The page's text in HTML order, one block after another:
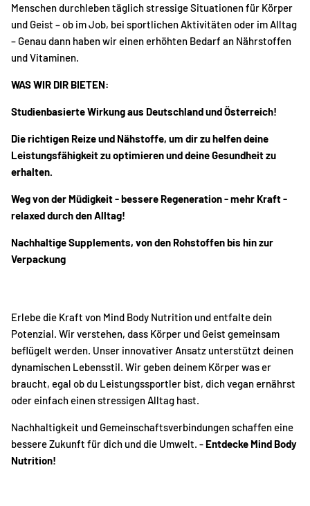
Menschen durchleben täglich stressige Situationen für Körper
und Geist – ob im Job, bei sportlichen Aktivitäten oder im Alltag
– Genau dann haben wir einen erhöhten Bedarf an Nährstoffen
und Vitaminen.
WAS WIR DIR BIETEN:
Studienbasierte Wirkung aus Deutschland und Österreich!
Die richtigen Reize und Nähstoffe, um dir zu helfen deine
Leistungsfähigkeit zu optimieren und deine Gesundheit zu
erhalten.
Weg von der Müdigkeit - bessere Regeneration - mehr Kraft -
relaxed durch den Alltag!
Nachhaltige Supplements, von den Rohstoffen bis hin zur
Verpackung
Erlebe die Kraft von Mind Body Nutrition und entfalte dein
Potenzial. Wir verstehen, dass Körper und Geist gemeinsam
beflügelt werden. Unser innovativer Ansatz unterstützt deinen
dynamischen Lebensstil. Wir geben deinem Körper was er
braucht, egal ob du Leistungssportler bist, dich vegan ernährst
oder einfach einen stressigen Alltag hast.
Nachhaltigkeit und Gemeinschaftsverbindungen schaffen eine
bessere Zukunft für dich und die Umwelt. - Entdecke Mind Body
Nutrition!